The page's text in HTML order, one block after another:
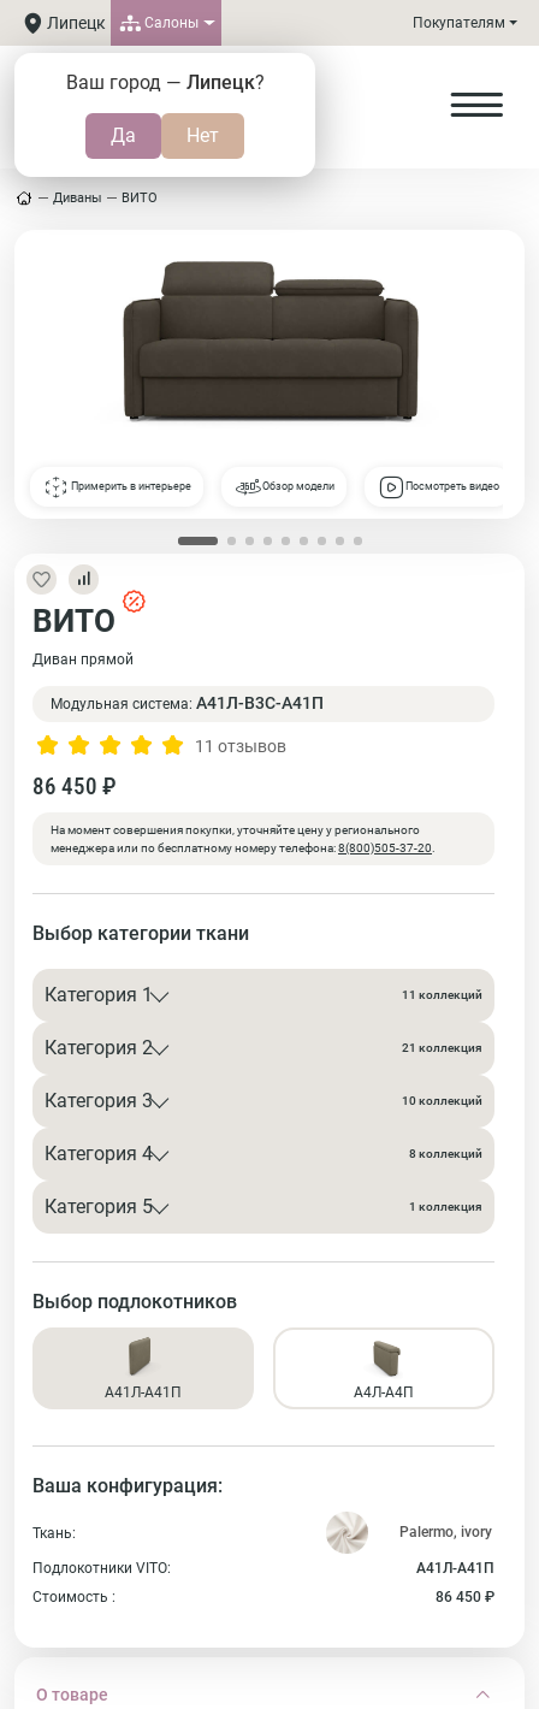
Липецк
Ваш город — Липецк?
Салоны Покупателям
Диваны ВИТО
О товаре
ВИТО
Диван прямой
Модульная система: А41Л-В3С-А41П
11 отзывов
86 450 ₽
На момент совершения покупки, уточняйте цену у регионального
менеджера или по бесплатному номеру телефона:8(800)505-37-20
Выбор категории ткани
Категория 1 11 коллекций
Категория 2 21 коллекция
Категория 3 10 коллекций
Категория 4 8 коллекций
Категория 5 1 коллекция
Выбор подлокотников
А41Л-А41П А4Л-А4П
Ваша конфигурация:
Ткань:
Подлокотники VITO:
А41Л-А41П
Стоимость :
86 450 ₽
Примерить в интерьере Обзор модели Посмотреть видео